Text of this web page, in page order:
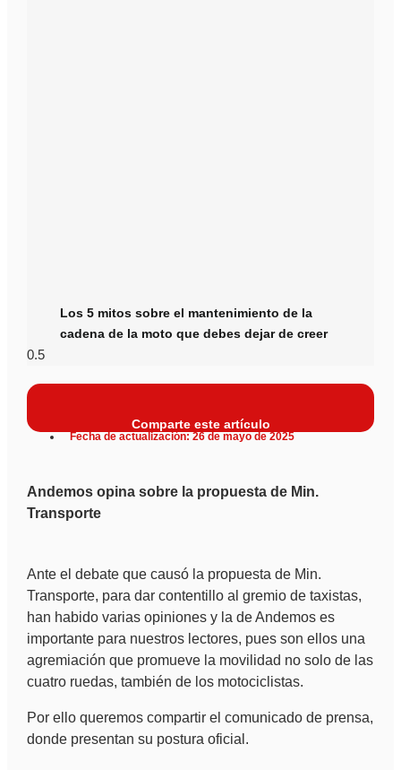
Los 5 mitos sobre el mantenimiento de la
cadena de la moto que debes dejar de creer
Comparte este artículo
Fecha de actualización: 26 de mayo de 2025
Andemos opina sobre la propuesta de Min.
Transporte
Ante el debate que causó la propuesta de Min.
Transporte, para dar contentillo al gremio de taxistas,
han habido varias opiniones y la de Andemos es
importante para nuestros lectores, pues son ellos una
agremiación que promueve la movilidad no solo de las
cuatro ruedas, también de los motociclistas.
Por ello queremos compartir el comunicado de prensa,
donde presentan su postura oficial.